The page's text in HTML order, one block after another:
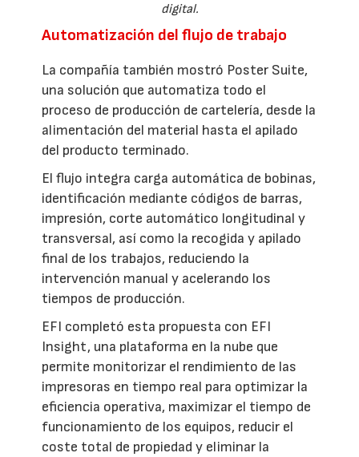
digital.
Automatización del flujo de trabajo
La compañía también mostró Poster Suite,
una solución que automatiza todo el
proceso de producción de cartelería, desde la
alimentación del material hasta el apilado
del producto terminado.
El flujo integra carga automática de bobinas,
identificación mediante códigos de barras,
impresión, corte automático longitudinal y
transversal, así como la recogida y apilado
final de los trabajos, reduciendo la
intervención manual y acelerando los
tiempos de producción.
EFI completó esta propuesta con EFI
Insight, una plataforma en la nube que
permite monitorizar el rendimiento de las
impresoras en tiempo real para optimizar la
eficiencia operativa, maximizar el tiempo de
funcionamiento de los equipos, reducir el
coste total de propiedad y eliminar la